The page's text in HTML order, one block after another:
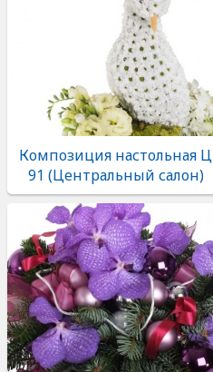
Композиция настольная Ц
91 (Центральный салон)